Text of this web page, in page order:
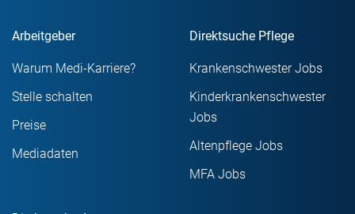
Arbeitgeber
Warum Medi-Karriere?
Stelle schalten
Preise
Mediadaten
Direktsuche Pflege
Krankenschwester Jobs
Kinderkrankenschwester
Jobs
Altenpflege Jobs
MFA Jobs